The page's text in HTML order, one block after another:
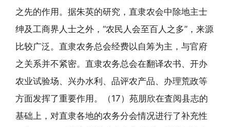
之先的作用。据朱英的研究，直隶农会中除地主士
绅及工商界人士之外，“农民人会至百人之多”，来源
比较广泛。直隶农务总会经费以自筹为主，与官府
之关系并不紧密。直隶农务总会在翻译农书、开办
农业试验场、兴办水利、品评农产品、办理荒政等
方面发挥了重要作用。（17）苑朋欣在査阅县志的
基础上，对直隶各地的农务分会情况进行了补充性